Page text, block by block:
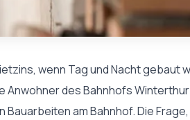
wenn Tag und Nacht gebaut
des Bahnhofs
am Bahnhof. Die